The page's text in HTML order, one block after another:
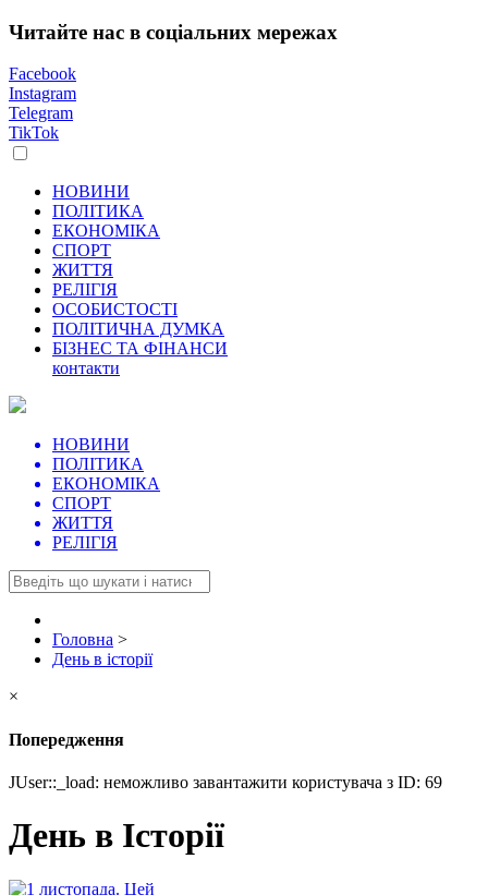
Читайте нас в соціальних мережах
Facebook
Instagram
Telegram
TikTok
НОВИНИ
ПОЛІТИКА
ЕКОНОМІКА
СПОРТ
ЖИТТЯ
РЕЛІГІЯ
ОСОБИСТОСТІ
ПОЛІТИЧНА ДУМКА
БІЗНЕС ТА ФІНАНСИ
контакти
НОВИНИ
ПОЛІТИКА
ЕКОНОМІКА
СПОРТ
ЖИТТЯ
РЕЛІГІЯ
Головна >
День в історії
×
Попередження
JUser::_load: неможливо завантажити користувача з ID: 69
День в Історії